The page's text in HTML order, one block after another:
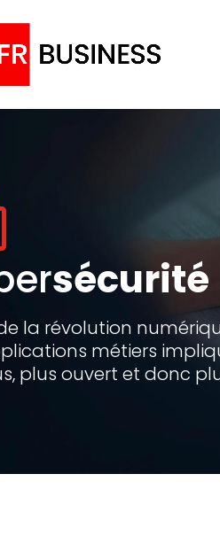
sécurité
de la révolution
métiers
plus ouvert et donc